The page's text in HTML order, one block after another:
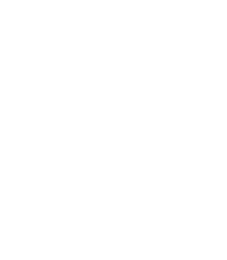
en las
Puedes ponerte en contacto